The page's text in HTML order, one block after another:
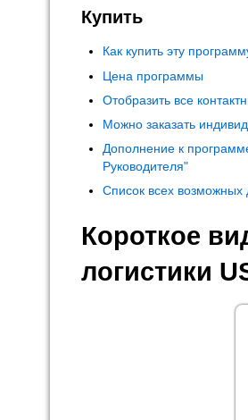
Купить
Как купить эту
Цена программы
Отобразить все
Можно заказать
Дополнение к
Руководителя"
Список всех возможных
Короткое
логистики